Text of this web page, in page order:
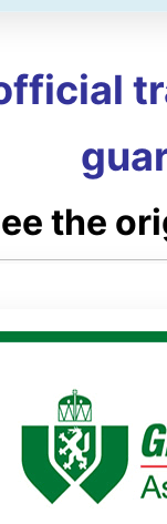
the